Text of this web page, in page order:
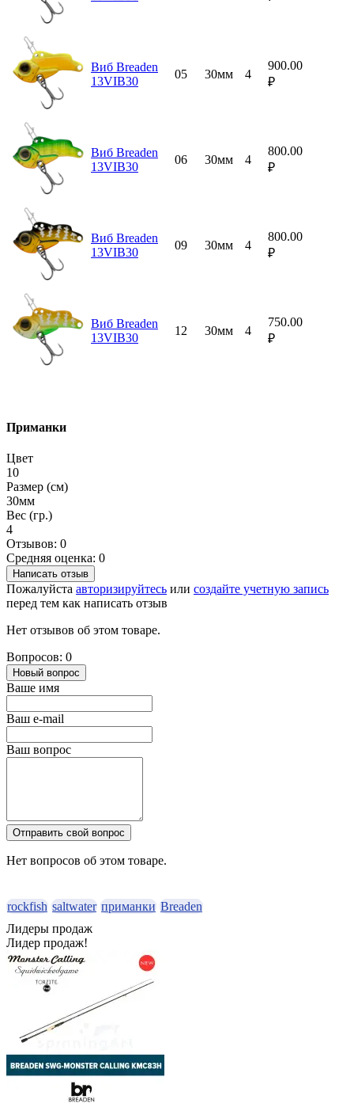
Виб Breaden
13VIB30
05 30мм 4
900.00
₽
Виб Breaden
13VIB30
06 30мм 4
800.00
₽
Виб Breaden
13VIB30
09 30мм 4
800.00
₽
Виб Breaden
13VIB30
12 30мм 4
750.00
₽
Приманки
Цвет
10
Размер (см)
30мм
Вес (гр.)
4
Отзывов: 0
Средняя оценка: 0
Написать отзыв
Пожалуйста авторизируйтесь или создайте учетную запись
перед тем как написать отзыв
Нет отзывов об этом товаре.
Вопросов: 0
Новый вопрос
Ваше имя
Ваш e-mail
Ваш вопрос
Отправить свой вопрос
Нет вопросов об этом товаре.
rockfish saltwater приманки Breaden
Лидеры продаж
Лидер продаж!